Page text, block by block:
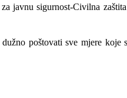
javnu sigurnost-Civilna
poštovati sve mjere